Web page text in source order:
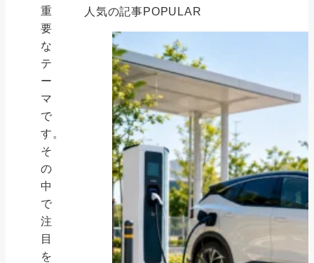
重
要
な
テ
ー
マ
で
す。
そ
の
中
で
注
目
を
人気の記事POPULAR